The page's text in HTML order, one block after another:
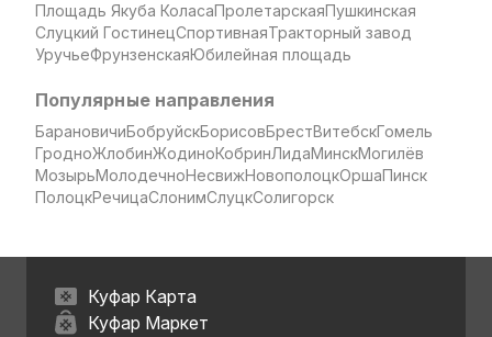
Площадь Якуба КоласаПролетарскаяПушкинская
Слуцкий ГостинецСпортивнаяТракторный завод
УручьеФрунзенскаяЮбилейная площадь
Популярные направления
БарановичиБобруйскБорисовБрестВитебскГомель
ГродноЖлобинЖодиноКобринЛидаМинскМогилёв
МозырьМолодечноНесвижНовополоцкОршаПинск
ПолоцкРечицаСлонимСлуцкСолигорск
Куфар Карта
Куфар Маркет